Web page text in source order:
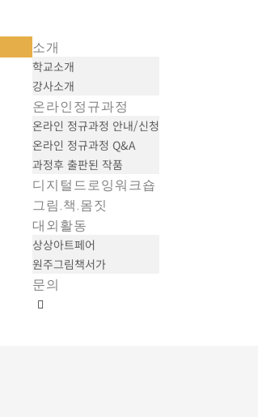
소개
학교소개
강사소개
온라인정규과정
온라인 정규과정 안내/신청
온라인 정규과정 Q&A
과정후 출판된 작품
디지털드로잉워크숍
그림.책.몸짓
대외활동
상상아트페어
원주그림책서가
문의